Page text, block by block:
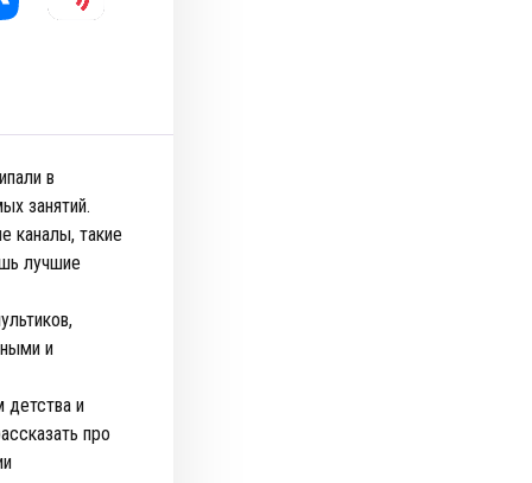
в
занятий.
каналы, такие
лучшие
и
и
про